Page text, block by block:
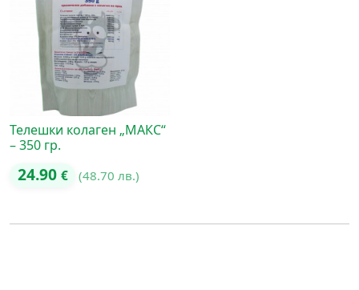
Телешки колаген „МАКС“
– 350 гр.
24.90 € (48.70 лв.)